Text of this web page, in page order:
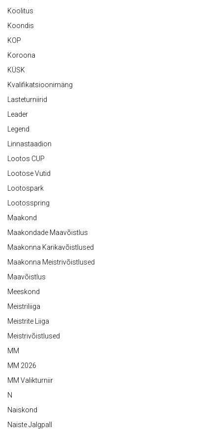
Koolitus
Koondis
KOP
Koroona
KÜSK
Kvalifikatsioonimäng
Lasteturniirid
Leader
Legend
Linnastaadion
Lootos CUP
Lootose Vutid
Lootospark
Lootosspring
Maakond
Maakondade Maavõistlus
Maakonna Karikavõistlused
Maakonna Meistrivõistlused
Maavõistlus
Meeskond
Meistriliiga
Meistrite Liiga
Meistrivõistlused
MM
MM 2026
MM Valikturniir
N
Naiskond
Naiste Jalgpall